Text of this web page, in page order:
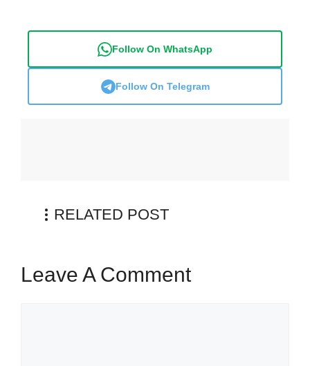
Follow On WhatsApp
Follow On Telegram
RELATED POST
Leave A Comment